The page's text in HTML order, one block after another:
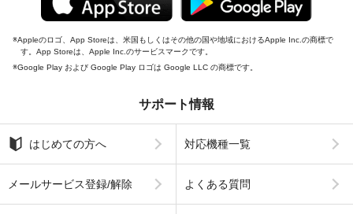
Appleのロゴ、App Storeは、米国もしくはその他の国や地域におけるApple Inc.の商標で
す。App Storeは、Apple Inc.のサービスマークです。
Google Play および Google Play ロゴは Google LLC の商標です。
サポート情報
はじめての方へ 対応機種一覧
メールサービス登録/解除 よくある質問